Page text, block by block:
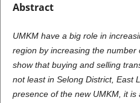
Abstract
UMKM have a big role in
region by increasing the number
show that buying and selling
not least in Selong District, East
presence of the new UMKM, it